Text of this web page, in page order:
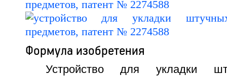
Формула изобретения
Устройство для укладки